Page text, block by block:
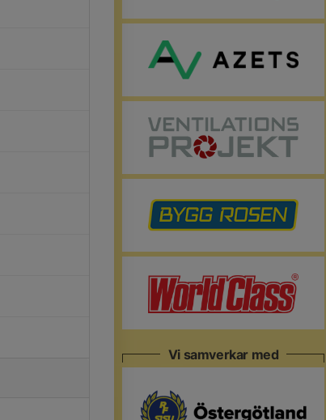
Vi samverkar med